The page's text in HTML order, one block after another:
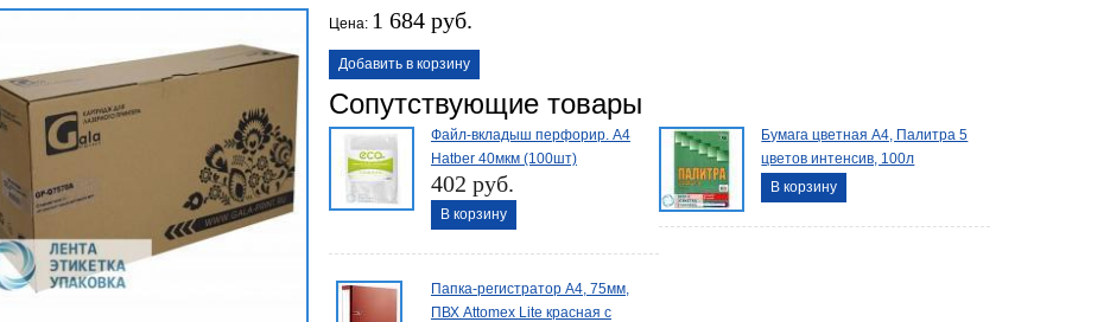
Цена: 1 684 руб.
Добавить в корзину
Сопутствующие товары
Файл-вкладыш перфорир. А4
Hatber 40мкм (100шт)
402 руб.
В корзину
Бумага цветная А4, Палитра 5
цветов интенсив, 100л
В корзину
Папка-регистратор А4, 75мм,
ПВХ Attomex Lite красная с